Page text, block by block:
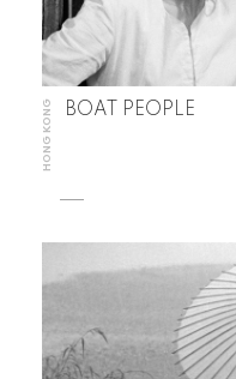
HONG KONG BOAT PEOPLE